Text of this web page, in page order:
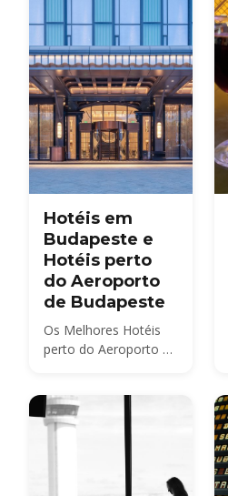
Hotéis em
Budapeste e
Hotéis perto
do Aeroporto
de Budapeste
Os Melhores Hotéis
perto do Aeroporto de